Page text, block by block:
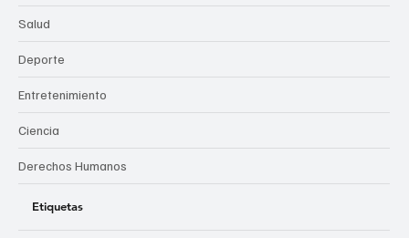
Salud
Deporte
Entretenimiento
Ciencia
Derechos Humanos
Etiquetas